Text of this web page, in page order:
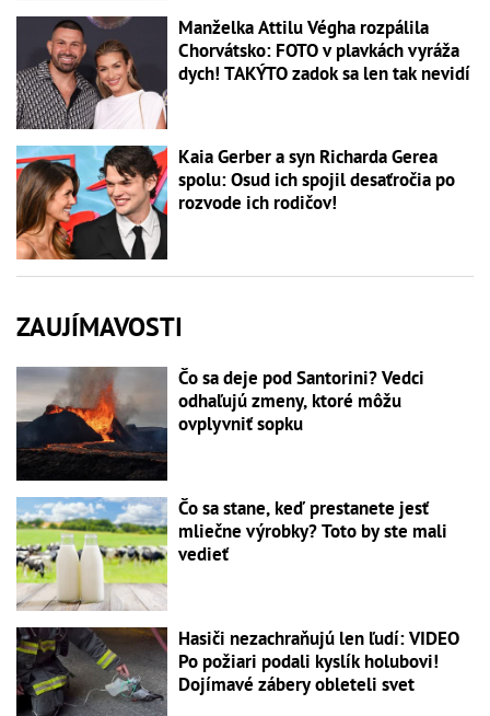
Manželka Attilu Végha rozpálila
Chorvátsko: FOTO v plavkách vyráža
dych! TAKÝTO zadok sa len tak nevidí
Kaia Gerber a syn Richarda Gerea
spolu: Osud ich spojil desaťročia po
rozvode ich rodičov!
ZAUJÍMAVOSTI
Čo sa deje pod Santorini? Vedci
odhaľujú zmeny, ktoré môžu
ovplyvniť sopku
Čo sa stane, keď prestanete jesť
mliečne výrobky? Toto by ste mali
vedieť
Hasiči nezachraňujú len ľudí: VIDEO
Po požiari podali kyslík holubovi!
Dojímavé zábery obleteli svet